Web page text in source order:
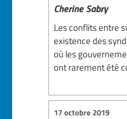
Cherine Sabry
Les conflits entre
existence des
où les
ont rarement été
17 octobre 2019